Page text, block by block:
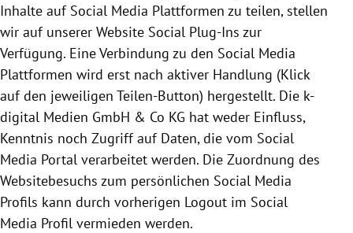
Inhalte auf Social Media Plattformen zu teilen, stellen
wir auf unserer Website Social Plug-Ins zur
Verfügung. Eine Verbindung zu den Social Media
Plattformen wird erst nach aktiver Handlung (Klick
auf den jeweiligen Teilen-Button) hergestellt. Die k-
digital Medien GmbH & Co KG hat weder Einfluss,
Kenntnis noch Zugriff auf Daten, die vom Social
Media Portal verarbeitet werden. Die Zuordnung des
Websitebesuchs zum persönlichen Social Media
Profils kann durch vorherigen Logout im Social
Media Profil vermieden werden.